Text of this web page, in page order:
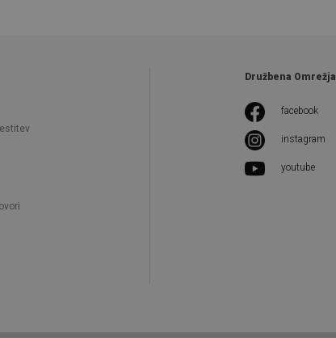
Družbena Omrežja
facebook
instagram
youtube